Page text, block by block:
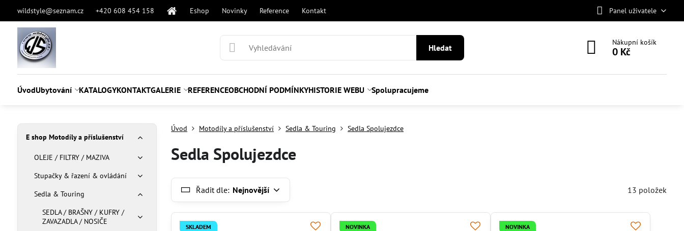
wildstyle@seznam.cz +420 608 454 158 Eshop Novinky Reference Kontakt Panel uživatele
Hledat
Nákupní košík
0 Kč
ÚvodUbytování KATALOGYKONTAKTGALERIE REFERENCEOBCHODNÍ PODMÍNKYHISTORIE WEBU Spolupracujeme
Úvod Motodíly a příslušenství Sedla & Touring Sedla Spolujezdce
Sedla Spolujezdce
Řadit dle: Nejnovější 13 položek
SKLADEM
NOVINKA NOVINKA
E shop Motodíly a příslušenství
OLEJE / FILTRY / MAZIVA
Stupačky & řazení & ovládání
Sedla & Touring
SEDLA / BRAŠNY / KUFRY /
ZAVAZADLA / NOSIČE